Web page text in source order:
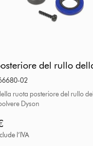
del rullo
02
ruota posteriore del rullo
Dyson
l’IVA